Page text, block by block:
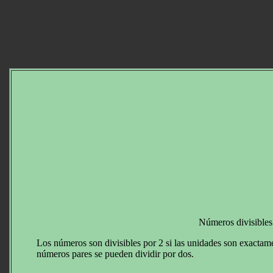
Números
Los números son divisibles por 2 si las unidades son
números pares se pueden dividir por dos.